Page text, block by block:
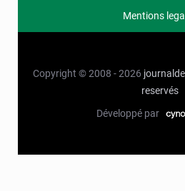
Mentions
Copyright © 2008 - 2026
reservés
Développé par